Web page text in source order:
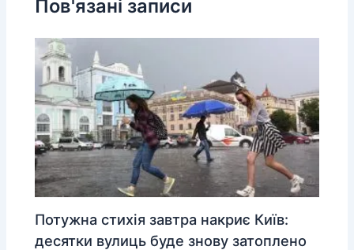
Пов'язані записи
Потужна стихія завтра накриє Київ:
десятки вулиць буде знову затоплено